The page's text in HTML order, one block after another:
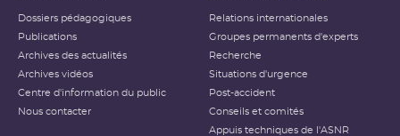
Dossiers pédagogiques
Publications
Archives des actualités
Archives vidéos
Centre d'information du public
Nous contacter
Relations internationales
Groupes permanents d'experts
Recherche
Situations d'urgence
Post-accident
Conseils et comités
Appuis techniques de l'ASNR